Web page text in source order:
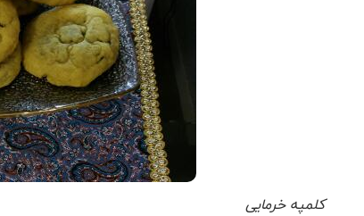
کلمپه خرمایی